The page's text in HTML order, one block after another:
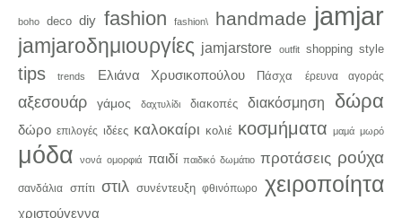
boho deco diy fashion fashion\ handmade jamjar
jamjaroδημιουργίες jamjarstore outfit shopping style
tips trends Ελιάνα Χρυσικοπούλου Πάσχα έρευνα αγοράς
αξεσουάρ γάμος δαχτυλίδι διακοπές διακόσμηση δώρα
δώρο επιλογές ιδέες καλοκαίρι κολιέ κοσμήματα μαμά μωρό
μόδα νονά ομορφιά παιδί παιδικό δωμάτιο προτάσεις ρούχα
σανδάλια σπίτι στιλ συνέντευξη φθινόπωρο χειροποίητα
χριστούγεννα